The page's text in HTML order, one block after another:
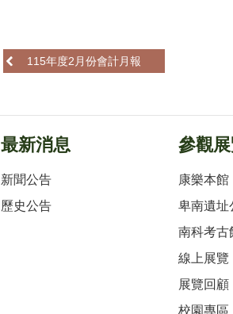
115年度2月份會計月報
最新消息
新聞公告
歷史公告
參觀
康樂本館
卑南遺址
南科考古
線上展覽
展覽回顧
校園專區